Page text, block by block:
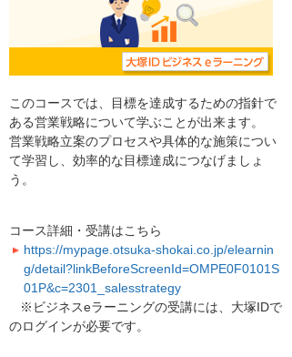
このコースでは、目標を達成するための指針で
ある営業戦略について学ぶことが出来ます。
営業戦略立案のプロセスや具体的な施策につい
て学習し、効率的な目標達成につなげましょ
う。
コース詳細・受講はこちら
https://mypage.otsuka-shokai.co.jp/elearnin
g/detail?linkBeforeScreenId=OMPE0F0101S
01P&c=2301_salesstrategy
※ビジネスeラーニングの受講には、大塚IDで
のログインが必要です。